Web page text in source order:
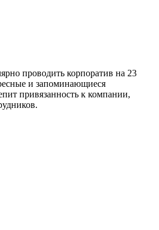
проводить корпоратив на 23
и запоминающиеся
привязанность к компании,